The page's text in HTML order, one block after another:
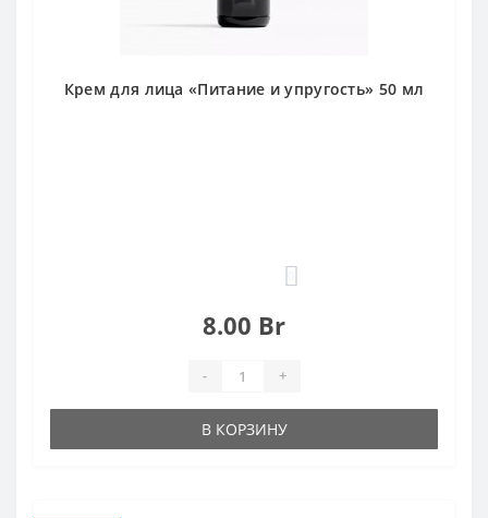
Крем для лица «Питание и упругость» 50 мл
8.00 Br
- +
В КОРЗИНУ